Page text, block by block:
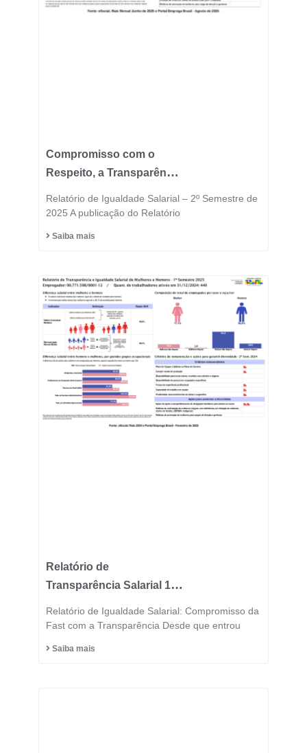
Compromisso com o
Respeito, a Transparência
DNA do Grupo Fast
Relatório de Igualdade Salarial – 2º Semestre de
2025 A publicação do Relatório
Saiba mais
Relatório de
Transparência Salarial 1º
Relatório de Igualdade Salarial: Compromisso da
Fast com a Transparência Desde que entrou
Saiba mais